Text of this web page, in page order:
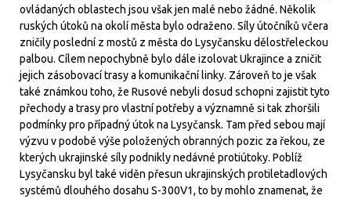
ovládaných oblastech jsou však jen malé nebo žádné. Několik
ruských útoků na okolí města bylo odraženo. Síly útočníků včera
zničily poslední z mostů z města do Lysyčansku dělostřeleckou
palbou. Cílem nepochybně bylo dále izolovat Ukrajince a zničit
jejich zásobovací trasy a komunikační linky. Zároveň to je však
také známkou toho, že Rusové nebyli dosud schopni zajistit tyto
přechody a trasy pro vlastní potřeby a významně si tak zhoršili
podmínky pro případný útok na Lysyčansk. Tam před sebou mají
výzvu v podobě výše položených obranných pozic za řekou, ze
kterých ukrajinské síly podnikly nedávné protiútoky. Poblíž
Lysyčansku byl také viděn přesun ukrajinských protiletadlových
systémů dlouhého dosahu S-300V1, to by mohlo znamenat, že